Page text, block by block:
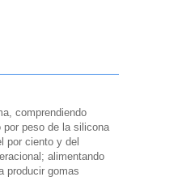
comprendiendo
por peso de la silicona
por ciento y del
alimentando
producir gomas